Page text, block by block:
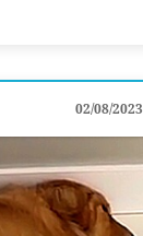
02/08/2023